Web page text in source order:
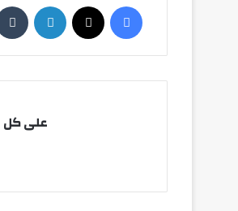
فيسبوك لينكدإن
على كل